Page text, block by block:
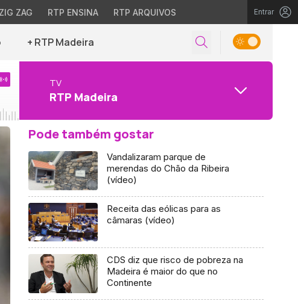
ZAG RTP ENSINA RTP ARQUIVOS Entrar
+ RTP Madeira
TV
RTP Madeira
Pode também gostar
Vandalizaram parque de
merendas do Chão da Ribeira
(vídeo)
Receita das eólicas para as
câmaras (vídeo)
CDS diz que risco de pobreza na
Madeira é maior do que no
Continente